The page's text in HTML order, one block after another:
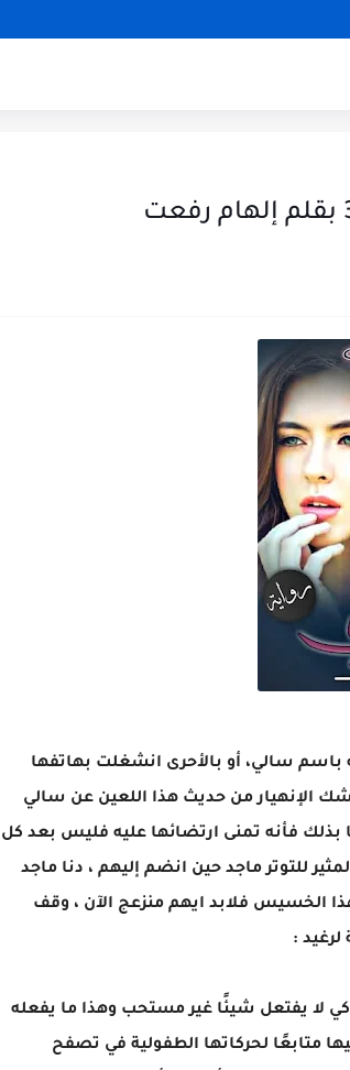
باسم سالي، أو بالأحرى انشغلت بهاتفها
الإنهيار من حديث هذا اللعين عن سالي
فأنه تمنى ارتضائها عليه فليس بعد كل
للتوتر ماجد حين انضم إليهم ، دنا ماجد
الخسيس فلابد ايهم منزعج الآن ، وقف
:
كي لا يفتعل شيئًا غير مستحب وهذا ما يفعله
متابعًا لحركاتها الطفولية في تصفح